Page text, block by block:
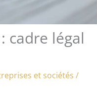
cadre légal
et sociétés /